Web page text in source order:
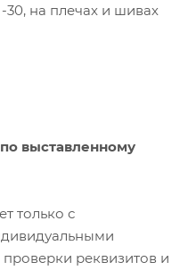
30, на плечах и шивах
выставленному
только с
реквизитов и